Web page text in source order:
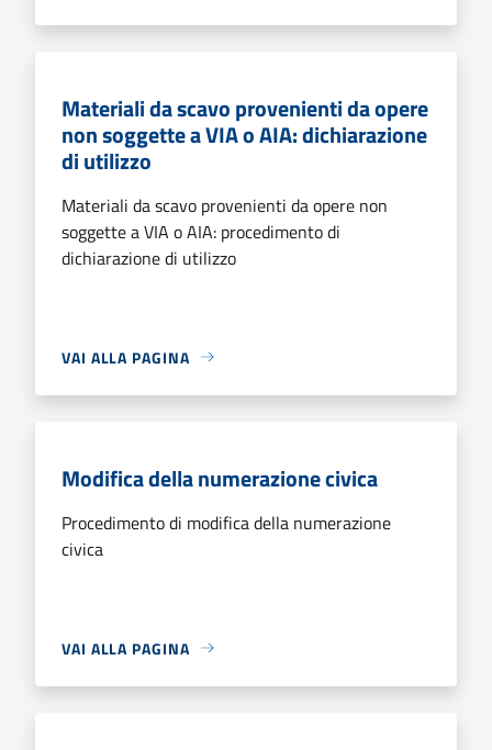
Materiali da scavo provenienti da opere
non soggette a VIA o AIA: dichiarazione
di utilizzo
Materiali da scavo provenienti da opere non
soggette a VIA o AIA: procedimento di
dichiarazione di utilizzo
VAI ALLA PAGINA
Modifica della numerazione civica
Procedimento di modifica della numerazione
civica
VAI ALLA PAGINA